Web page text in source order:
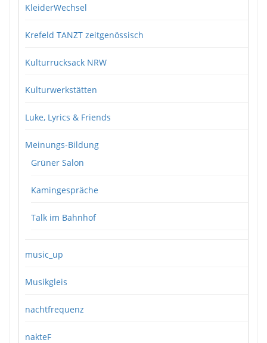
KleiderWechsel
Krefeld TANZT zeitgenössisch
Kulturrucksack NRW
Kulturwerkstätten
Luke, Lyrics & Friends
Meinungs-Bildung
Grüner Salon
Kamingespräche
Talk im Bahnhof
music_up
Musikgleis
nachtfrequenz
nakteF